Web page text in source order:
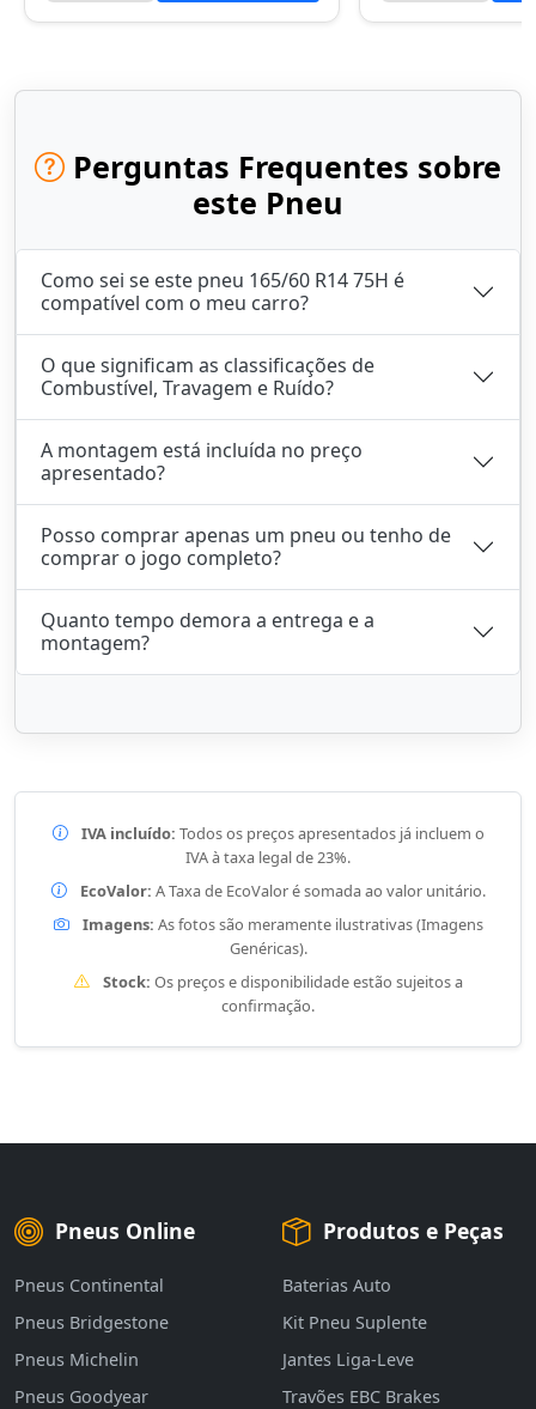
Perguntas Frequentes sobre
este Pneu
Como sei se este pneu 165/60 R14 75H é
compatível com o meu carro?
O que significam as classificações de
Combustível, Travagem e Ruído?
A montagem está incluída no preço
apresentado?
Posso comprar apenas um pneu ou tenho de
comprar o jogo completo?
Quanto tempo demora a entrega e a
montagem?
IVA incluído: Todos os preços apresentados já incluem o
IVA à taxa legal de 23%.
EcoValor: A Taxa de EcoValor é somada ao valor unitário.
Imagens: As fotos são meramente ilustrativas (Imagens
Genéricas).
Stock: Os preços e disponibilidade estão sujeitos a
confirmação.
Pneus Online
Pneus Continental
Pneus Bridgestone
Pneus Michelin
Pneus Goodyear
Produtos e Peças
Baterias Auto
Kit Pneu Suplente
Jantes Liga-Leve
Travões EBC Brakes